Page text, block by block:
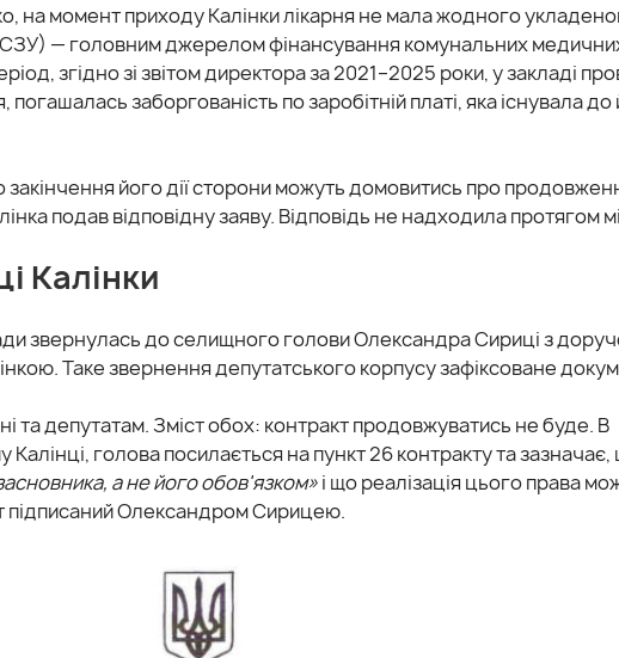
на момент приходу Калінки лікарня не мала жодного
— головним джерелом фінансування комунальних
згідно зі звітом директора за 2021–2025 роки, у закладі
заборгованість по заробітній платі, яка існувала до
закінчення його дії сторони можуть домовитись про
подав відповідну заяву. Відповідь не надходила протягом
Калінки
звернулась до селищного голови Олександра Сириці з
Таке звернення депутатського корпусу зафіксоване
та депутатам. Зміст обох: контракт продовжуватись не буде. В
голова посилається на пункт 26 контракту та
а не його обов'язком»і що реалізація цього права
підписаний Олександром Сирицею.